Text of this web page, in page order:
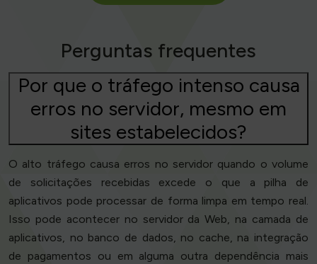
Perguntas frequentes
Por que o tráfego intenso causa
erros no servidor, mesmo em
sites estabelecidos?
O alto tráfego causa erros no servidor quando o volume
de solicitações recebidas excede o que a pilha de
aplicativos pode processar de forma limpa em tempo real.
Isso pode acontecer no servidor da Web, na camada de
aplicativos, no banco de dados, no cache, na integração
de pagamentos ou em alguma outra dependência mais